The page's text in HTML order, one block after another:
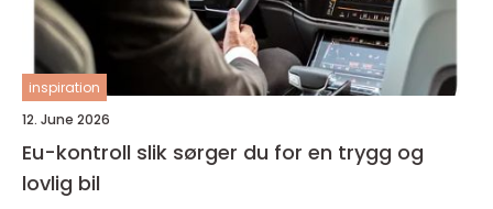
inspiration
12. June 2026
Eu-kontroll slik sørger du for en trygg og
lovlig bil